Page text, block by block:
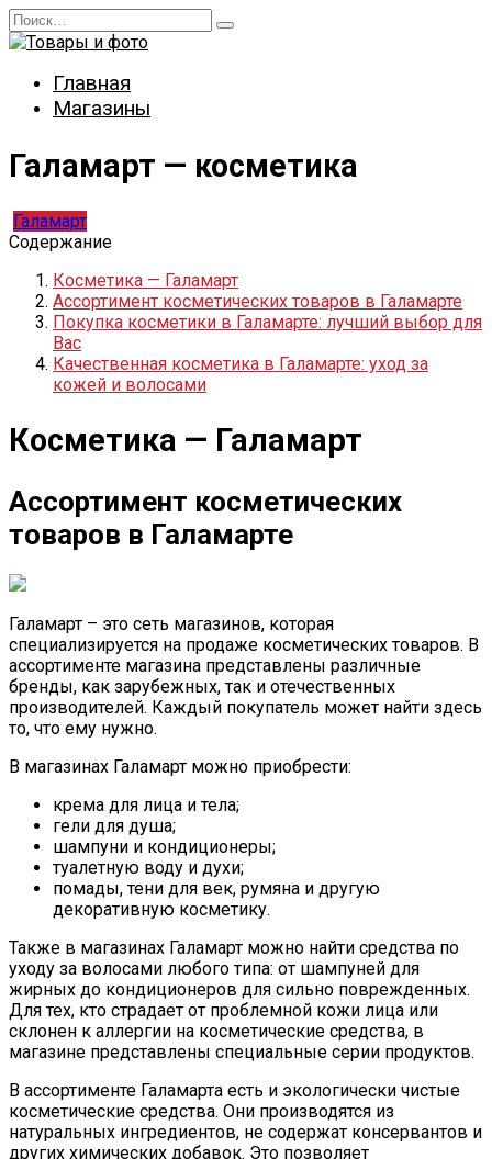
Перейти
к
Search
for:
Главная
Магазины
Галамарт — косметика
Галамарт
Содержание
Косметика — Галамарт
Ассортимент косметических товаров в Галамарте
Покупка косметики в Галамарте: лучший выбор для
Вас
Качественная косметика в Галамарте: уход за
кожей и волосами
Косметика — Галамарт
Ассортимент косметических
товаров в Галамарте
Галамарт – это сеть магазинов, которая
специализируется на продаже косметических товаров. В
ассортименте магазина представлены различные
бренды, как зарубежных, так и отечественных
производителей. Каждый покупатель может найти здесь
то, что ему нужно.
В магазинах Галамарт можно приобрести:
крема для лица и тела;
гели для душа;
шампуни и кондиционеры;
туалетную воду и духи;
помады, тени для век, румяна и другую
декоративную косметику.
Также в магазинах Галамарт можно найти средства по
уходу за волосами любого типа: от шампуней для
жирных до кондиционеров для сильно поврежденных.
Для тех, кто страдает от проблемной кожи лица или
склонен к аллергии на косметические средства, в
магазине представлены специальные серии продуктов.
В ассортименте Галамарта есть и экологически чистые
косметические средства. Они производятся из
натуральных ингредиентов, не содержат консервантов и
других химических добавок. Это позволяет